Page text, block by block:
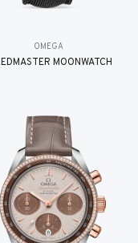
OMEGA
MOONWATCH